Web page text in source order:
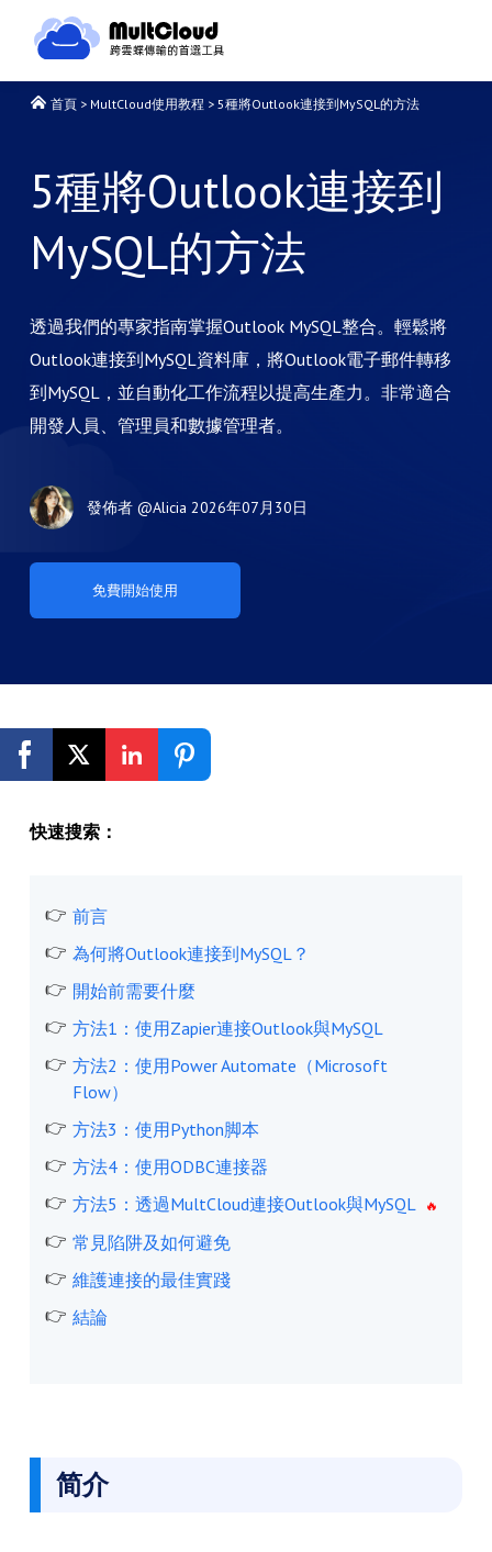
首頁> MultCloud使用教程 > 5種將Outlook連接到MySQL的方法
5種將Outlook連接到
MySQL的方法
透過我們的專家指南掌握Outlook MySQL整合。輕鬆將
Outlook連接到MySQL資料庫，將Outlook電子郵件轉移
到MySQL，並自動化工作流程以提高生產力。非常適合
開發人員、管理員和數據管理者。
免費開始使用
發佈者 @Alicia 2026年07月30日
快速搜索：
前言
為何將Outlook連接到MySQL？
開始前需要什麼
方法1：使用Zapier連接Outlook與MySQL
方法2：使用Power Automate（Microsoft
Flow）
方法3：使用Python脚本
方法4：使用ODBC連接器
方法5：透過MultCloud連接Outlook與MySQL
常見陷阱及如何避免
維護連接的最佳實踐
結論
简介